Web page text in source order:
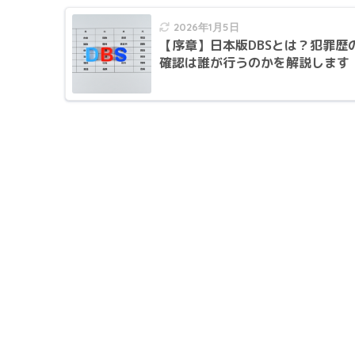
2026年1月5日
【序章】日本版DBSとは？犯罪歴
確認は誰が行うのかを解説します